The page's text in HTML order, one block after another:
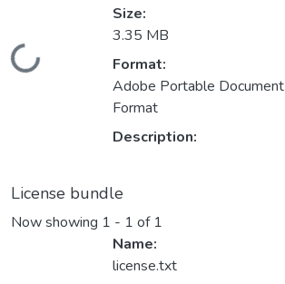
Loading...
Size:
3.35 MB
Format:
Adobe Portable Document
Format
Description:
License bundle
Now showing 1 - 1 of 1
Name:
license.txt